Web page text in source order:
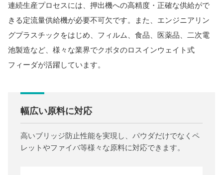
連続生産プロセスには、押出機への高精度・正確な供給がで
きる定流量供給機が必要不可欠です。また、エンジニアリン
グプラスチックをはじめ、フィルム、食品、医薬品、二次電
池製造など、様々な業界でクボタのロスインウェイト式
フィーダが活躍しています。
幅広い原料に対応
高いブリッジ防止性能を実現し、パウダだけでなくペ
レットやファイバ等様々な原料に対応できます。